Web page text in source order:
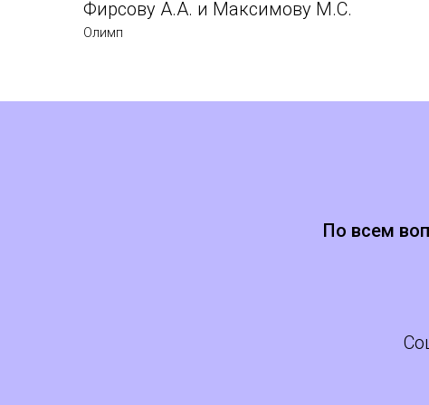
Фирсову А.А. и Максимову М.С.
Олимп
По всем